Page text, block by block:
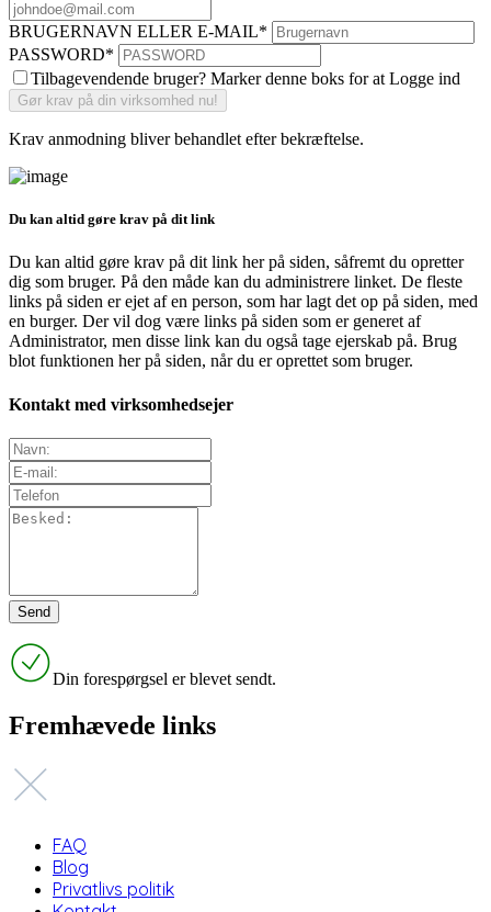
BRUGERNAVN ELLER E-MAIL*
PASSWORD*
Tilbagevendende bruger? Marker denne boks for at Logge ind
Krav anmodning bliver behandlet efter bekræftelse.
Du kan altid gøre krav på dit link
Du kan altid gøre krav på dit link her på siden, såfremt du opretter
dig som bruger. På den måde kan du administrere linket. De fleste
links på siden er ejet af en person, som har lagt det op på siden, med
en burger. Der vil dog være links på siden som er generet af
Administrator, men disse link kan du også tage ejerskab på. Brug
blot funktionen her på siden, når du er oprettet som bruger.
Kontakt med virksomhedsejer
Din forespørgsel er blevet sendt.
Fremhævede links
FAQ
Blog
Privatlivs politik